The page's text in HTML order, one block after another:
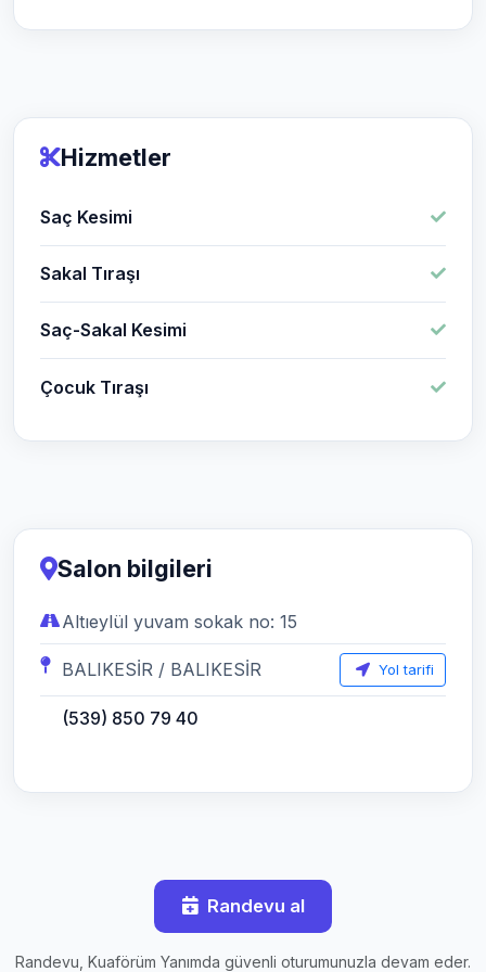
Hizmetler
Saç Kesimi
Sakal Tıraşı
Saç-Sakal Kesimi
Çocuk Tıraşı
Salon bilgileri
Altıeylül yuvam sokak no: 15
BALIKESİR / BALIKESİR Yol tarifi
(539) 850 79 40
Randevu al
Randevu, Kuaförüm Yanımda güvenli oturumunuzla devam eder.